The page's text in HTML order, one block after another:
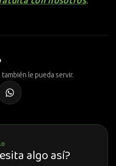
le pueda servir.
algo así?